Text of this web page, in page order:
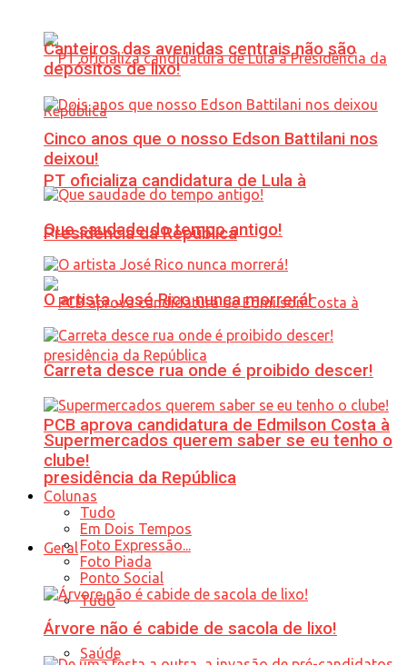
PT oficializa candidatura de Lula à
Presidência da República
PCB aprova candidatura de Edmilson Costa à
presidência da República
Geral
Tudo
Saúde
Canteiros das avenidas centrais não são
depósitos de lixo!
Cinco anos que o nosso Edson Battilani nos
deixou!
Que saudade do tempo antigo!
O artista José Rico nunca morrerá!
Carreta desce rua onde é proibido descer!
Supermercados querem saber se eu tenho o
clube!
Colunas
Tudo
Em Dois Tempos
Foto Expressão...
Foto Piada
Ponto Social
Árvore não é cabide de sacola de lixo!